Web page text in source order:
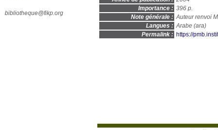
Importance : 396 p.
Note générale : Auteur renvoi
Langues : Arabe (ara)
Permalink : https://
bibliotheque@fikp.org